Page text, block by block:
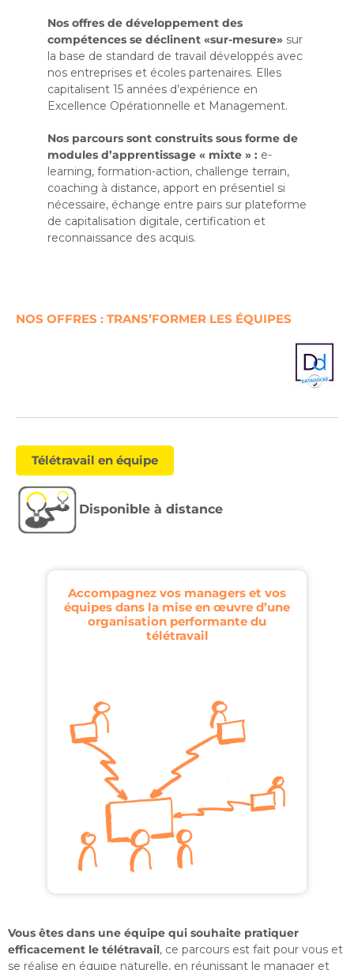
Nos offres de développement des
compétences se déclinent «sur-mesure» sur
la base de standard de travail développés avec
nos entreprises et écoles partenaires. Elles
capitalisent 15 années d’expérience en
Excellence Opérationnelle et Management.
Nos parcours sont construits sous forme de
modules d’apprentissage « mixte » : e-
learning, formation-action, challenge terrain,
coaching à distance, apport en présentiel si
nécessaire, échange entre pairs sur plateforme
de capitalisation digitale, certification et
reconnaissance des acquis.
NOS OFFRES : TRANS’FORMER LES ÉQUIPES
Télétravail en équipe
Disponible à distance
Accompagnez vos managers et vos
équipes dans la mise en œuvre d’une
organisation performante du
télétravail
Vous êtes dans une équipe qui souhaite pratiquer
efficacement le télétravail, ce parcours est fait pour vous et
se réalise en équipe naturelle, en réunissant le manager et